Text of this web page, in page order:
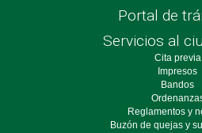
Portal de
Servicios al
Cita previa
Impresos
Bandos
Reglamentos y
Buzón de quejas y